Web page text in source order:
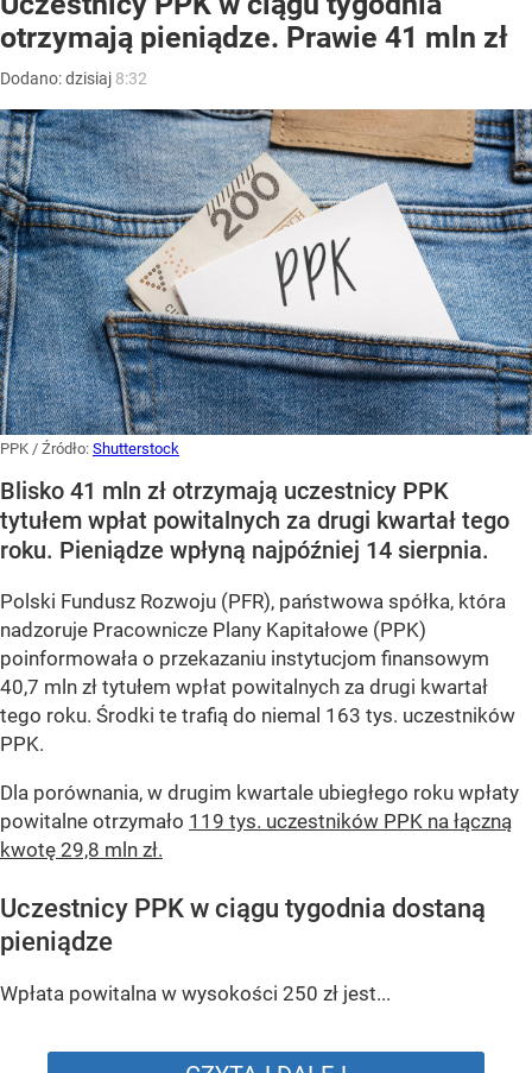
otrzymają pieniądze. Prawie 41 mln zł
Dodano:dzisiaj 8:32
PPK / Źródło: Shutterstock
Blisko 41 mln zł otrzymają uczestnicy PPK
tytułem wpłat powitalnych za drugi kwartał tego
roku. Pieniądze wpłyną najpóźniej 14 sierpnia.
Polski Fundusz Rozwoju (PFR), państwowa spółka, która
nadzoruje Pracownicze Plany Kapitałowe (PPK)
poinformowała o przekazaniu instytucjom finansowym
40,7 mln zł tytułem wpłat powitalnych za drugi kwartał
tego roku. Środki te trafią do niemal 163 tys. uczestników
PPK.
Dla porównania, w drugim kwartale ubiegłego roku wpłaty
powitalne otrzymało 119 tys. uczestników PPK na łączną
kwotę 29,8 mln zł.
Uczestnicy PPK w ciągu tygodnia dostaną
pieniądze
Wpłata powitalna w wysokości 250 zł jest...